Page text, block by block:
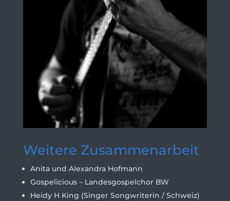
Weitere Zusammenarbeit
Anita und Alexandra Hofmann
Gospelicious – Landesgospelchor BW
Heidy H King (Singer Songwriterin / Schweiz)